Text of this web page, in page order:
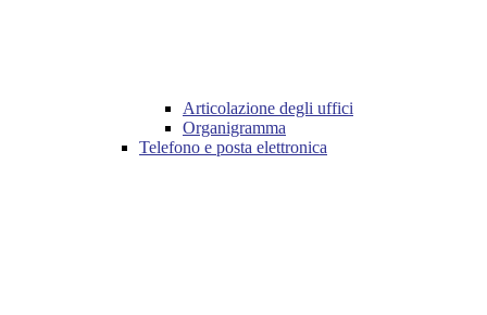
Articolazione degli uffici
Organigramma
Telefono e posta elettronica